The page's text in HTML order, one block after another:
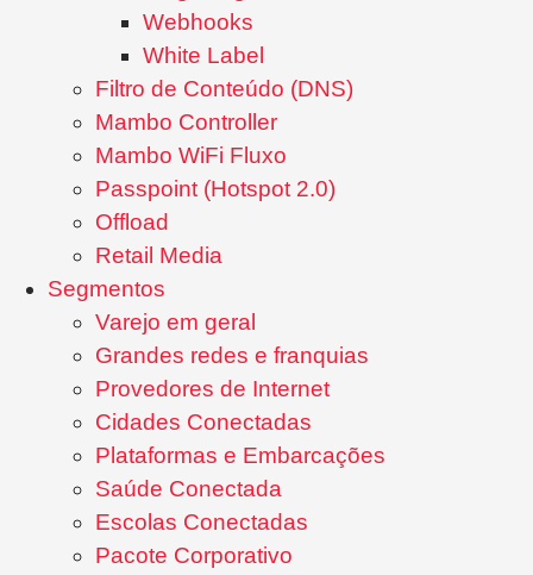
Webhooks
White Label
Filtro de Conteúdo (DNS)
Mambo Controller
Mambo WiFi Fluxo
Passpoint (Hotspot 2.0)
Offload
Retail Media
Segmentos
Varejo em geral
Grandes redes e franquias
Provedores de Internet
Cidades Conectadas
Plataformas e Embarcações
Saúde Conectada
Escolas Conectadas
Pacote Corporativo